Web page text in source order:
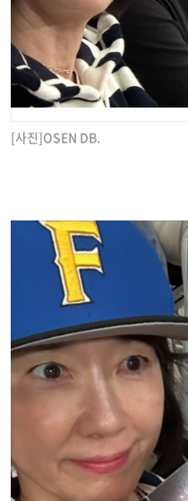
[사진]OSEN DB.